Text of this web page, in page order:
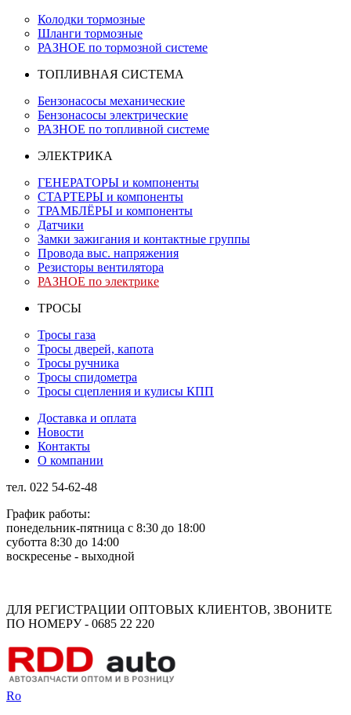
Колодки тормозные
Шланги тормозные
РАЗНОЕ по тормозной системе
ТОПЛИВНАЯ СИСТЕМА
Бензонасосы механические
Бензонасосы электрические
РАЗНОЕ по топливной системе
ЭЛЕКТРИКА
ГЕНЕРАТОРЫ и компоненты
СТАРТЕРЫ и компоненты
ТРАМБЛЁРЫ и компоненты
Датчики
Замки зажигания и контактные группы
Провода выс. напряжения
Резисторы вентилятора
РАЗНОЕ по электрике
ТРОСЫ
Тросы газа
Тросы дверей, капота
Тросы ручника
Тросы спидометра
Тросы сцепления и кулисы КПП
Доставка и оплата
Новости
Контакты
О компании
тел. 022 54-62-48
График работы:
понедельник-пятница с 8:30 до 18:00
суботта 8:30 до 14:00
воскресенье - выходной
ДЛЯ РЕГИСТРАЦИИ ОПТОВЫХ КЛИЕНТОВ, ЗВОНИТЕ
ПО НОМЕРУ - 0685 22 220
Ro